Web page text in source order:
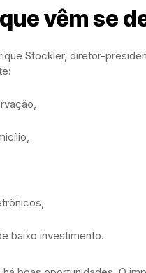
vêm se
Stockler, diretor-
baixo investimento.